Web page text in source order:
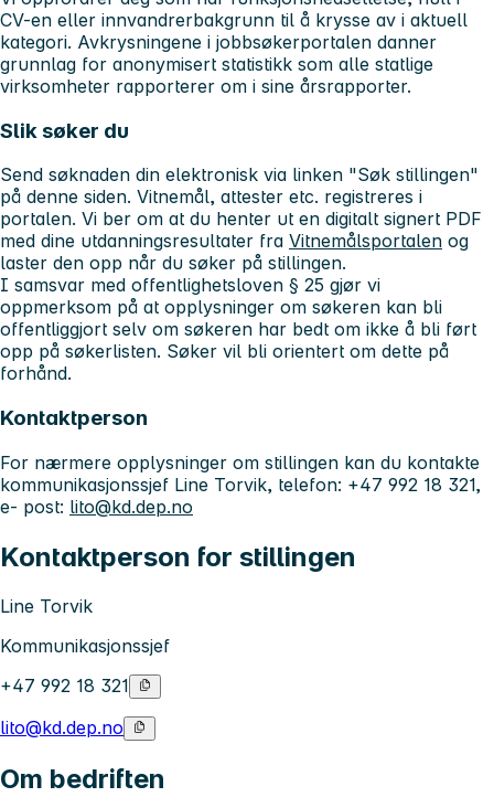
CV-en eller innvandrerbakgrunn til å krysse av i aktuell
kategori. Avkrysningene i jobbsøkerportalen danner
grunnlag for anonymisert statistikk som alle statlige
virksomheter rapporterer om i sine årsrapporter.
Slik søker du
Send søknaden din elektronisk via linken "Søk stillingen"
på denne siden. Vitnemål, attester etc. registreres i
portalen. Vi ber om at du henter ut en digitalt signert PDF
med dine utdanningsresultater fra Vitnemålsportalen og
laster den opp når du søker på stillingen.
I samsvar med offentlighetsloven § 25 gjør vi
oppmerksom på at opplysninger om søkeren kan bli
offentliggjort selv om søkeren har bedt om ikke å bli ført
opp på søkerlisten. Søker vil bli orientert om dette på
forhånd.
Kontaktperson
For nærmere opplysninger om stillingen kan du kontakte
kommunikasjonssjef Line Torvik, telefon: +47 992 18 321,
e- post: lito@kd.dep.no
Kontaktperson for stillingen
Line Torvik
Kommunikasjonssjef
+47 992 18 321
lito@kd.dep.no
Om bedriften